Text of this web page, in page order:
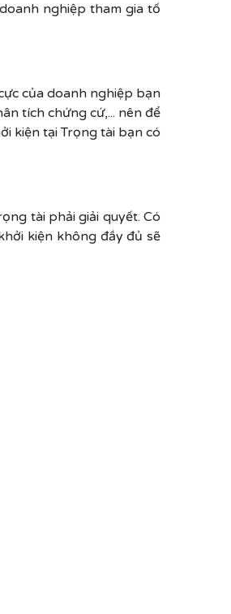
nghiệp tham gia tố
của doanh nghiệp bạn
tích chứng cứ,... nên để
kiện tại Trọng tài bạn có
tài phải giải quyết. Có
kiện không đầy đủ sẽ